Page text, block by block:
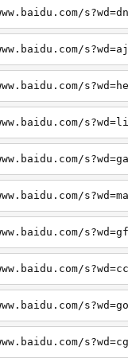
s?wd=dn
s?wd=aj